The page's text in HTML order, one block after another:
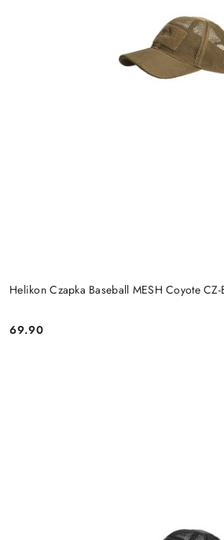
Helikon Czapka Baseball MESH Coyote CZ-
Cena:
69.90